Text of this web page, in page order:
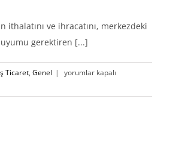
ithalatını ve ihracatını, merkezdeki
gerektiren [...]
Ticaret, Genel |
Dış
Nedir?
yorumlar kapalı